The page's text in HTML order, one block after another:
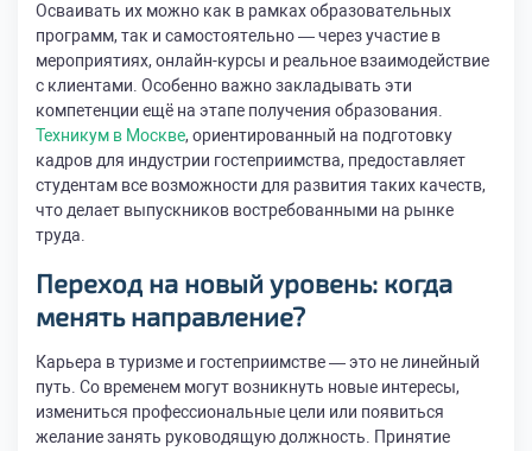
Осваивать их можно как в рамках образовательных
программ, так и самостоятельно — через участие в
мероприятиях, онлайн-курсы и реальное взаимодействие
с клиентами. Особенно важно закладывать эти
компетенции ещё на этапе получения образования.
Техникум в Москве, ориентированный на подготовку
кадров для индустрии гостеприимства, предоставляет
студентам все возможности для развития таких качеств,
что делает выпускников востребованными на рынке
труда.
Переход на новый уровень: когда
менять направление?
Карьера в туризме и гостеприимстве — это не линейный
путь. Со временем могут возникнуть новые интересы,
измениться профессиональные цели или появиться
желание занять руководящую должность. Принятие